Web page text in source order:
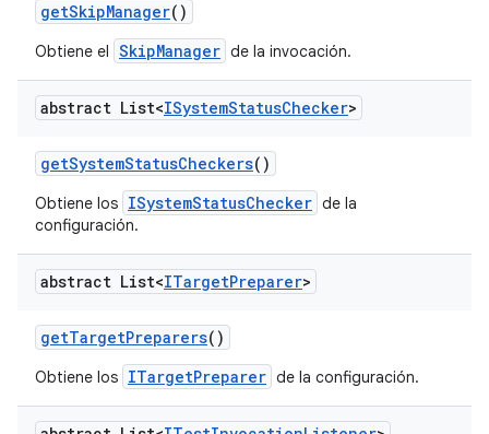
getSkipManager()
Obtiene el SkipManager de la invocación.
abstract List<ISystemStatusChecker>
getSystemStatusCheckers()
Obtiene los ISystemStatusChecker de la
configuración.
abstract List<ITargetPreparer>
getTargetPreparers()
Obtiene los ITargetPreparer de la configuración.